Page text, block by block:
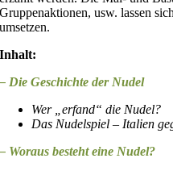
Gruppenaktionen, usw. lassen
umsetzen.
Inhalt:
– Die Geschichte der Nudel
Wer „erfand“ die Nudel?
Das Nudelspiel – Italien
– Woraus besteht eine Nudel?